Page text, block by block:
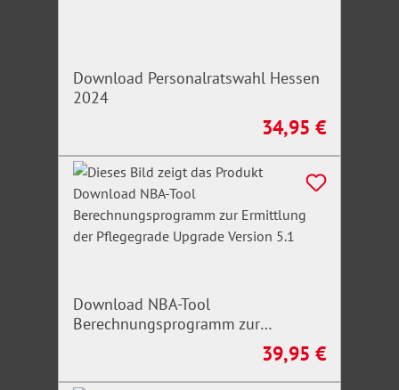
Download Personalratswahl Hessen
2024
Regulärer Preis:
34,95 €
Download NBA-Tool
Berechnungsprogramm zur
Ermittlung der Pflegegrade Upgrade
Regulärer Preis:
39,95 €